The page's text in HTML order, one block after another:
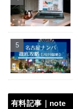
有料記事｜note